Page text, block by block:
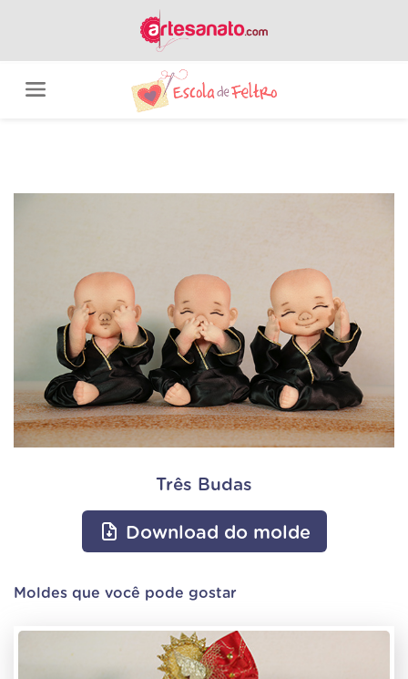
Três Budas
Download do molde
Moldes que você pode gostar